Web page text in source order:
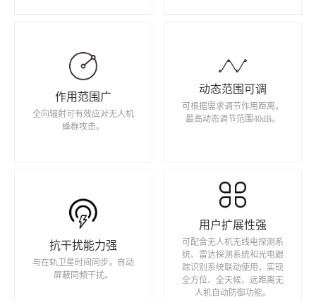
作用范围广
全向辐射可有效应对无人机
蜂群攻击。
动态范围可调
可根据需求调节作用距离，
最高动态调节范围40dB。
抗干扰能力强
与在轨卫星时间同步，自动
屏蔽同频干扰。
用户扩展性强
可配合无人机无线电探测系
统、雷达探测系统和光电跟
踪识别系统联动使用，实现
全方位、全天候、远距离无
人机自动防御功能。